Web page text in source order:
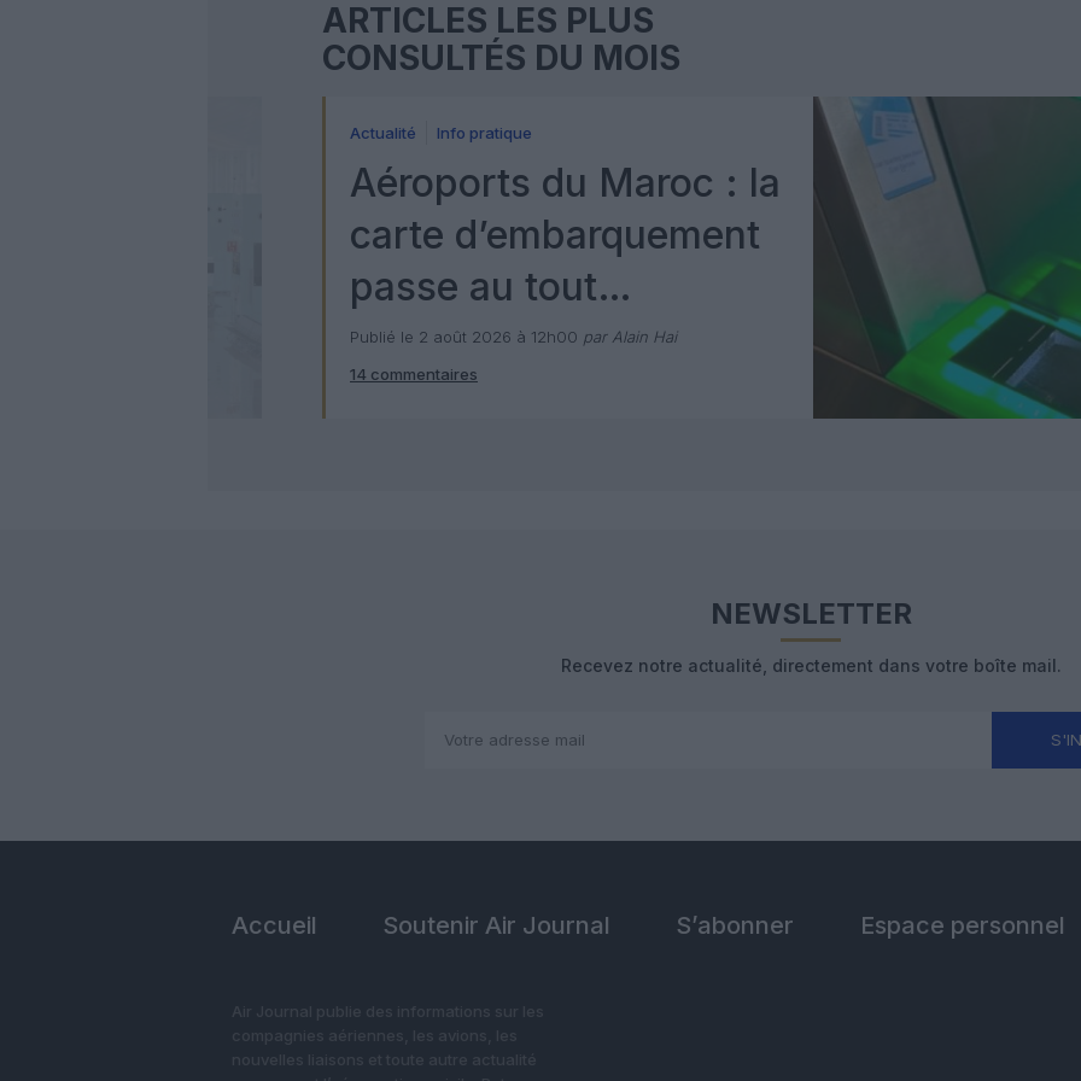
ARTICLES LES PLUS
CONSULTÉS DU MOIS
Actualité Info pratique
Aéroports du Maroc : la
carte d’embarquement
passe au tout
numérique avec Pax
Check
Publié le 2 août 2026 à 12h00 par Alain Hai
14 commentaires
NEWSLETTER
Recevez notre actualité, directement dans votre boîte mail.
Accueil Soutenir Air Journal S’abonner Espace personnel